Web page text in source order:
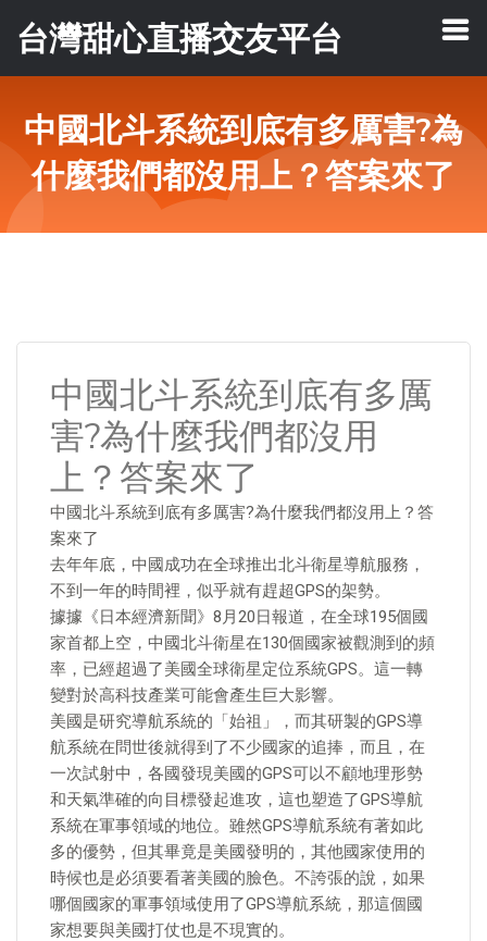
台灣甜心直播交友平台
中國北斗系統到底有多厲害?為
什麼我們都沒用上？答案來了
中國北斗系統到底有多厲
害?為什麼我們都沒用
上？答案來了
中國北斗系統到底有多厲害?為什麼我們都沒用上？答
案來了
去年年底，中國成功在全球推出北斗衛星導航服務，
不到一年的時間裡，似乎就有趕超GPS的架勢。
據據《日本經濟新聞》8月20日報道，在全球195個國
家首都上空，中國北斗衛星在130個國家被觀測到的頻
率，已經超過了美國全球衛星定位系統GPS。這一轉
變對於高科技產業可能會產生巨大影響。
美國是研究導航系統的「始祖」，而其研製的GPS導
航系統在問世後就得到了不少國家的追捧，而且，在
一次試射中，各國發現美國的GPS可以不顧地理形勢
和天氣準確的向目標發起進攻，這也塑造了GPS導航
系統在軍事領域的地位。雖然GPS導航系統有著如此
多的優勢，但其畢竟是美國發明的，其他國家使用的
時候也是必須要看著美國的臉色。不誇張的說，如果
哪個國家的軍事領域使用了GPS導航系統，那這個國
家想要與美國打仗也是不現實的。